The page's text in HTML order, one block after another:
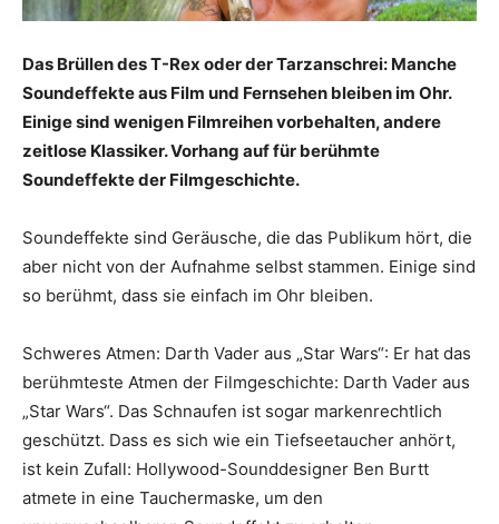
Das Brüllen des T-Rex oder der Tarzanschrei: Manche
Soundeffekte aus Film und Fernsehen bleiben im Ohr.
Einige sind wenigen Filmreihen vorbehalten, andere
zeitlose Klassiker. Vorhang auf für berühmte
Soundeffekte der Filmgeschichte.
Soundeffekte sind Geräusche, die das Publikum hört, die
aber nicht von der Aufnahme selbst stammen. Einige sind
so berühmt, dass sie einfach im Ohr bleiben.
Schweres Atmen: Darth Vader aus „Star Wars“: Er hat das
berühmteste Atmen der Filmgeschichte: Darth Vader aus
„Star Wars“. Das Schnaufen ist sogar markenrechtlich
geschützt. Dass es sich wie ein Tiefseetaucher anhört,
ist kein Zufall: Hollywood-Sounddesigner Ben Burtt
atmete in eine Tauchermaske, um den